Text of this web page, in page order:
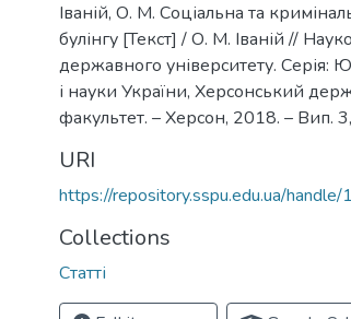
Іваній, О. М. Соціальна та
булінгу [Текст] / О. М. Іваній //
державного університету. Серія:
і науки України, Херсонський
факультет. – Херсон, 2018. – Вип.
URI
https://repository.sspu.edu.ua/
Collections
Статті